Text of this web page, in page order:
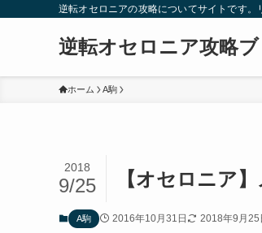
逆転オセロニアの攻略についてサイトです。
逆転オセロニア攻略
ホーム A駒
【オセロニア
2018
9/25
A駒 2016年10月31日 2018年9月25